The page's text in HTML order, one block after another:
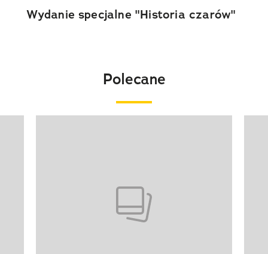
Wydanie specjalne "Historia czarów"
Polecane